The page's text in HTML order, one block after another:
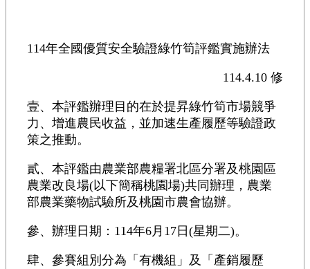
114年全國優質安全驗證綠竹筍評鑑實施辦法
114.4.10 修
壹、本評鑑辦理目的在於提昇綠竹筍市場競爭
力、增進農民收益，並加速生產履歷等驗證政
策之推動。
貳、本評鑑由農業部農糧署北區分署及桃園區
農業改良場(以下簡稱桃園場)共同辦理，農業
部農業藥物試驗所及桃園市農會協辦。
參、辦理日期：114年6月17日(星期二)。
肆、參賽組別分為「有機組」及「產銷履歷